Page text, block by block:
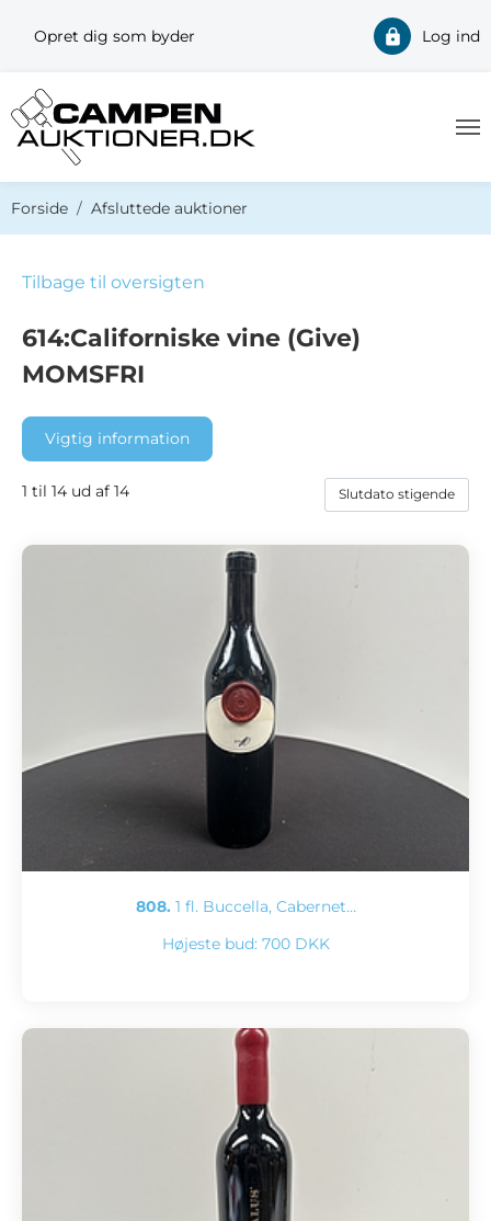
Opret dig som byder Log ind
Forside Afsluttede auktioner
Tilbage til oversigten
614:Californiske vine (Give)
MOMSFRI
Vigtig information
1 til 14 ud af 14
808. 1 fl. Buccella, Cabernet…
Højeste bud: 700 DKK